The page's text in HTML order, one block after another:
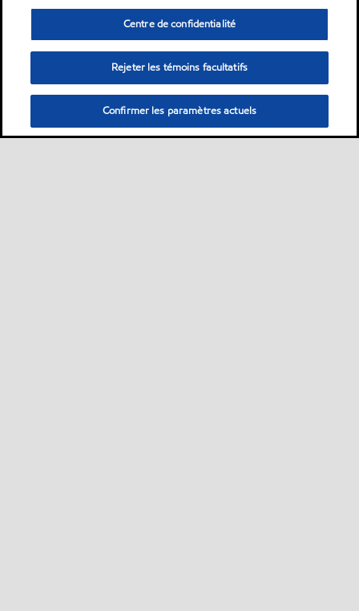
Centre de confidentialité
Rejeter les témoins facultatifs
Confirmer les paramètres actuels